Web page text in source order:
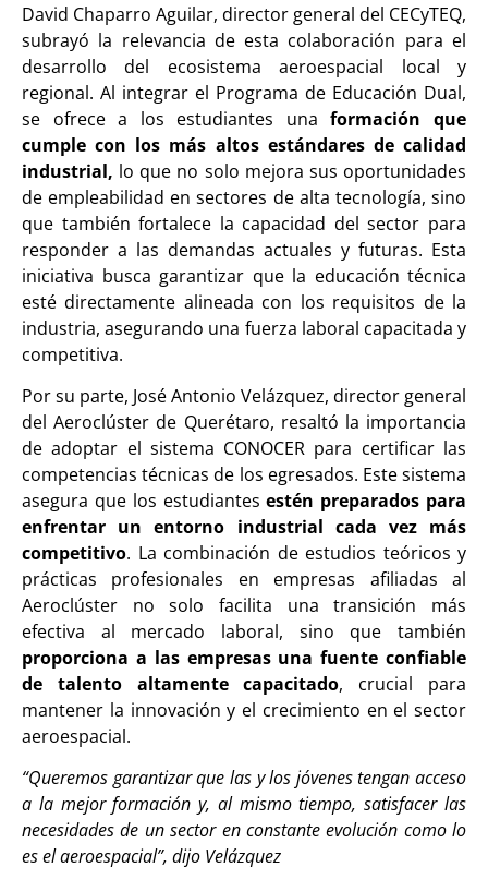
David Chaparro Aguilar, director general del CECyTEQ,
subrayó la relevancia de esta colaboración para el
desarrollo del ecosistema aeroespacial local y
regional. Al integrar el Programa de Educación Dual,
se ofrece a los estudiantes unaformación que
cumple con los más altos estándares de calidad
industrial, lo que no solo mejora sus oportunidades
de empleabilidad en sectores de alta tecnología, sino
que también fortalece la capacidad del sector para
responder a las demandas actuales y futuras. Esta
iniciativa busca garantizar que la educación técnica
esté directamente alineada con los requisitos de la
industria, asegurando una fuerza laboral capacitada y
competitiva.
Por su parte, José Antonio Velázquez, director general
del Aeroclúster de Querétaro, resaltó la importancia
de adoptar el sistema CONOCER para certificar las
competencias técnicas de los egresados. Este sistema
asegura que los estudiantesestén preparados para
enfrentar un entorno industrial cada vez más
competitivo. La combinación de estudios teóricos y
prácticas profesionales en empresas afiliadas al
Aeroclúster no solo facilita una transición más
efectiva al mercado laboral, sino que también
proporciona a las empresas una fuente confiable
de talento altamente capacitado, crucial para
mantener la innovación y el crecimiento en el sector
aeroespacial.
“Queremos garantizar que las y los jóvenes tengan acceso
a la mejor formación y, al mismo tiempo, satisfacer las
necesidades de un sector en constante evolución como lo
es el aeroespacial”, dijo Velázquez